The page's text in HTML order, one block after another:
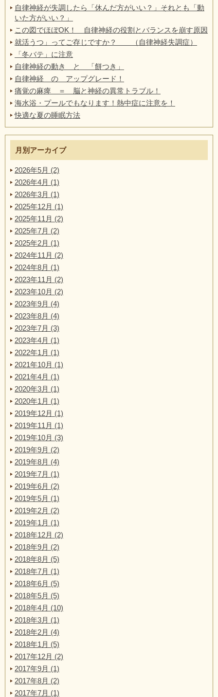
自律神経が失調したら「休んだ方がいい？」それとも「動
いた方がいい？」
この図でほぼOK！ 自律神経の役割とバランスを崩す原因
就活うつ」ってご存じですか？ （自律神経失調症）
「冬バテ」に注意
自律神経の動き と 「餅つき」
自律神経 の アップグレード！
痛覚の麻痺 ＝ 脳と神経の異常トラブル！
海水浴・プールでもなります！熱中症に注意を！
快適な夏の睡眠方法
月別アーカイブ
2026年5月 (2)
2026年4月 (1)
2026年3月 (1)
2025年12月 (1)
2025年11月 (2)
2025年7月 (2)
2025年2月 (1)
2024年11月 (2)
2024年8月 (1)
2023年11月 (2)
2023年10月 (2)
2023年9月 (4)
2023年8月 (4)
2023年7月 (3)
2023年4月 (1)
2022年1月 (1)
2021年10月 (1)
2021年4月 (1)
2020年3月 (1)
2020年1月 (1)
2019年12月 (1)
2019年11月 (1)
2019年10月 (3)
2019年9月 (2)
2019年8月 (4)
2019年7月 (1)
2019年6月 (2)
2019年5月 (1)
2019年2月 (2)
2019年1月 (1)
2018年12月 (2)
2018年9月 (2)
2018年8月 (5)
2018年7月 (1)
2018年6月 (5)
2018年5月 (5)
2018年4月 (10)
2018年3月 (1)
2018年2月 (4)
2018年1月 (5)
2017年12月 (2)
2017年9月 (1)
2017年8月 (2)
2017年7月 (1)